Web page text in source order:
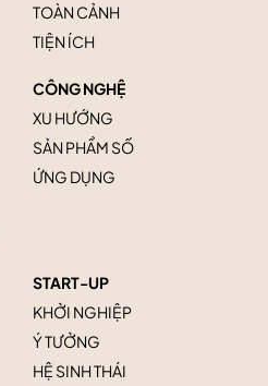
TOÀN CẢNH
TIỆN ÍCH
CÔNG NGHỆ
XU HƯỚNG
SẢN PHẨM SỐ
ỨNG DỤNG
START-UP
KHỞI NGHIỆP
Ý TƯỞNG
HỆ SINH THÁI